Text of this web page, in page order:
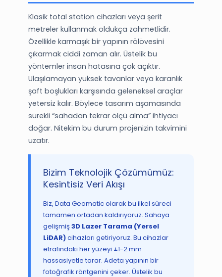
Klasik total station cihazları veya şerit
metreler kullanmak oldukça zahmetlidir.
Özellikle karmaşık bir yapının rölövesini
çıkarmak ciddi zaman alır. Üstelik bu
yöntemler insan hatasına çok açıktır.
Ulaşılamayan yüksek tavanlar veya karanlık
şaft boşlukları karşısında geleneksel araçlar
yetersiz kalır. Böylece tasarım aşamasında
sürekli “sahadan tekrar ölçü alma” ihtiyacı
doğar. Nitekim bu durum projenizin takvimini
uzatır.
Bizim Teknolojik Çözümümüz:
Kesintisiz Veri Akışı
Biz, Data Geomatic olarak bu ilkel süreci
tamamen ortadan kaldırıyoruz. Sahaya
gelişmiş 3D Lazer Tarama (Yersel
LiDAR)cihazları getiriyoruz. Bu cihazlar
etrafındaki her yüzeyi ±1-2 mm
hassasiyetle tarar. Adeta yapının bir
fotoğrafik röntgenini çeker. Üstelik bu